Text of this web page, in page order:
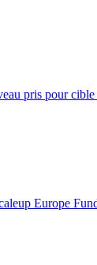
pris pour
Europe